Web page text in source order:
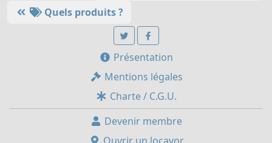
Quels produits ?
Présentation
Mentions légales
Charte / C.G.U.
Devenir membre